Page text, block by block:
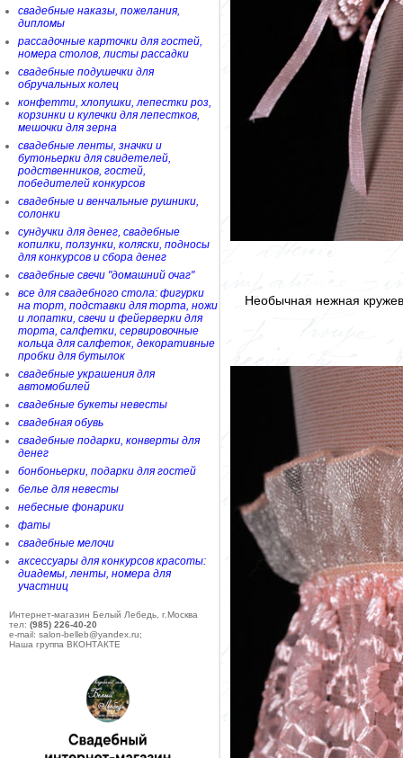
свадебные наказы, пожелания,
дипломы
рассадочные карточки для гостей,
номера столов, листы рассадки
свадебные подушечки для
обручальных колец
конфетти, хлопушки, лепестки роз,
корзинки и кулечки для лепестков,
мешочки для зерна
свадебные ленты, значки и
бутоньерки для свидетелей,
родственников, гостей,
победителей конкурсов
свадебные и венчальные рушники,
солонки
сундучки для денег, свадебные
копилки, ползунки, коляски, подносы
для конкурсов и сбора денег
свадебные свечи "домашний очаг"
все для свадебного стола: фигурки
на торт, подставки для торта, ножи
и лопатки, свечи и фейерверки для
торта, салфетки, сервировочные
кольца для салфеток, декоративные
пробки для бутылок
свадебные украшения для
автомобилей
свадебные букеты невесты
свадебная обувь
свадебные подарки, конверты для
денег
бонбоньерки, подарки для гостей
белье для невесты
небесные фонарики
фаты
свадебные мелочи
аксессуары для конкурсов красоты:
диадемы, ленты, номера для
участниц
Интернет-магазин Белый Лебедь, г.Москва
тел: (985) 226-40-20
e-mail: salon-belleb@yandex.ru;
Наша группа ВКОНТАКТЕ
Необычная нежная